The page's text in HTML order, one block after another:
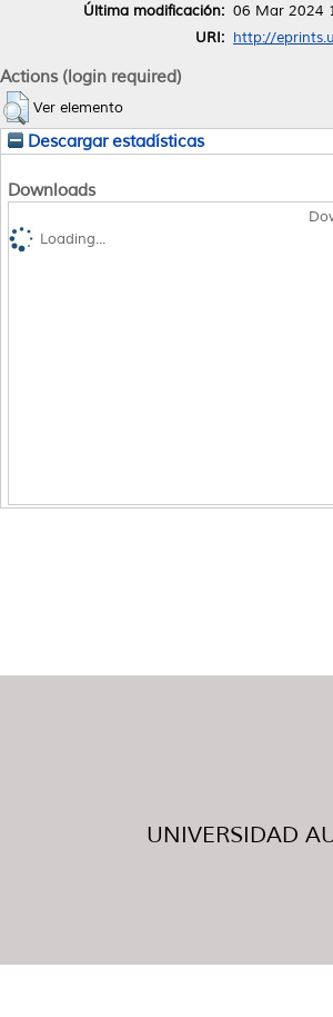
Última modificación: 06 Mar 2024
URI: http://
Actions (login required)
Ver elemento
Descargar estadísticas
Downloads
Loading...
UNIVERSIDAD